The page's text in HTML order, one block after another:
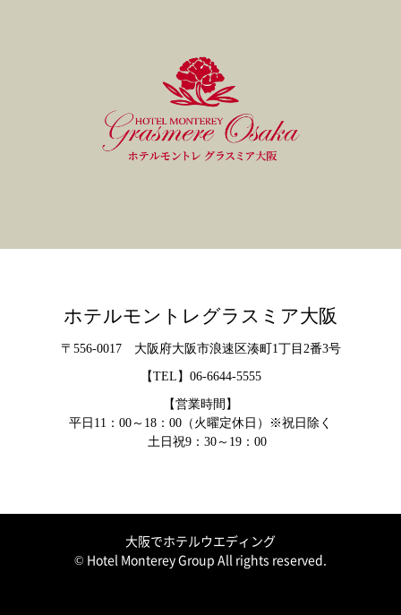
ホテルモントレグラスミア大阪
〒556-0017 大阪府大阪市浪速区湊町1丁目2番3号
【TEL】 06-6644-5555
【営業時間】
平日11：00～18：00（火曜定休日）※祝日除く
土日祝9：30～19：00
大阪でホテルウエディング
© Hotel Monterey Group All rights reserved.